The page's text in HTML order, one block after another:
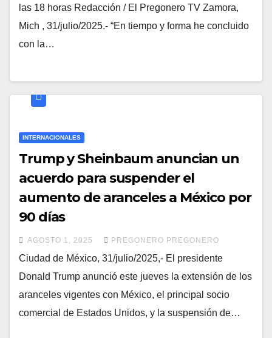
las 18 horas Redacción / El Pregonero TV Zamora,
Mich , 31/julio/2025.- “En tiempo y forma he concluido
con la…
INTERNACIONALES
Trump y Sheinbaum anuncian un
acuerdo para suspender el
aumento de aranceles a México por
90 días
AGOSTO 1, 2025 PREGONERO PREGONERO
Ciudad de México, 31/julio/2025,- El presidente
Donald Trump anunció este jueves la extensión de los
aranceles vigentes con México, el principal socio
comercial de Estados Unidos, y la suspensión de…